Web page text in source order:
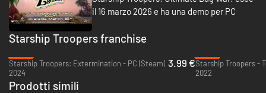
Video e audio con l'unico e inimitabile generale Johnny Rico:assisti
al ritorno di una leggenda in FMV ad alta definizione e incontra una
nuova eroina della Federazione, il maggiore Samantha Dietz.
Stai facendo la tua parte? Arruolati subito nella Fanteria
Mobile con Starship Troopers: Ultimate Bug War!
il 16 marzo 2026 e ha una demo per PC
Starship Troopers franchise
Starship Troopers: Extermination - PC (Steam)
2024
3.99 €
2022
Prodotti simili